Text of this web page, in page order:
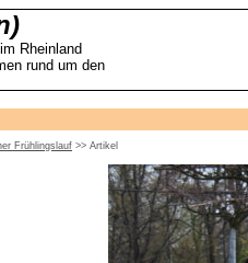
Rheinland
rund um den
Frühlingslauf >> Artikel